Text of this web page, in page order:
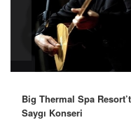
Big Thermal Spa
Saygı Konseri
Robbie Williams’tan
Olacak”